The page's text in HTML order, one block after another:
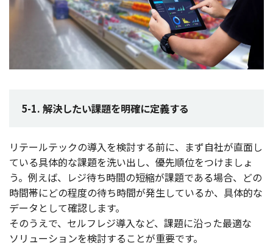
5-1. 解決したい課題を明確に定義する
リテールテックの導入を検討する前に、まず自社が直面し
ている具体的な課題を洗い出し、 優先順位をつけましょ
う。例えば、 レジ待ち時間の短縮が課題である場合、どの
時間帯にどの程度の待ち時間が発生しているか、 具体的な
データ として確認します。
そのうえで、 セルフレジ導入など、 課題に沿った最適な
ソリューションを検討することが重要です。